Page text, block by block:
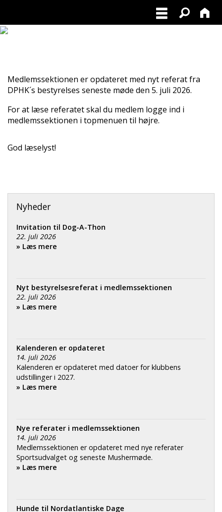
Medlemssektionen er opdateret med nyt referat fra
DPHK´s bestyrelses seneste møde den 5. juli 2026.
For at læse referatet skal du medlem logge ind i
medlemssektionen i topmenuen til højre.
God læselyst!
Nyheder
Invitation til Dog-A-Thon
22. juli 2026
» Læs mere
Nyt bestyrelsesreferat i medlemssektionen
22. juli 2026
» Læs mere
Kalenderen er opdateret
14. juli 2026
Kalenderen er opdateret med datoer for klubbens
udstillinger i 2027.
» Læs mere
Nye referater i medlemssektionen
14. juli 2026
Medlemssektionen er opdateret med nye referater
Sportsudvalget og seneste Mushermøde.
» Læs mere
Hunde til Nordatlantiske Dage